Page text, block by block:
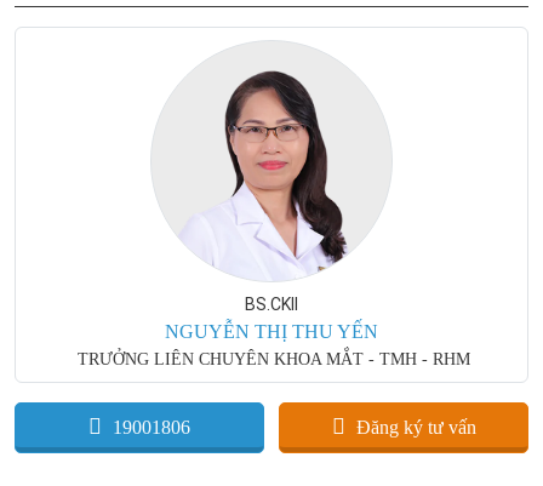
BS.CKII
NGUYỄN THỊ THU YẾN
TRƯỞNG LIÊN CHUYÊN KHOA MẮT - TMH - RHM
19001806 Đăng ký tư vấn